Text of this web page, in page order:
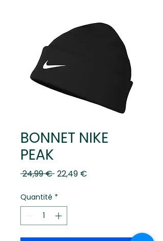
BONNET NIKE
PEAK
24,99 € Prix
22,49 €
Quantité *